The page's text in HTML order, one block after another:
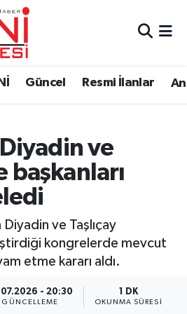
Güncel Resmi İlanlar
Diyadin ve
başkanları
Diyadin ve Taşlıçay
kongrelerde mevcut
etme kararı aldı.
- 20:30
GÜNCELLEME
1 DK
OKUNMA SÜRESI
Haritası
ve Fikstür